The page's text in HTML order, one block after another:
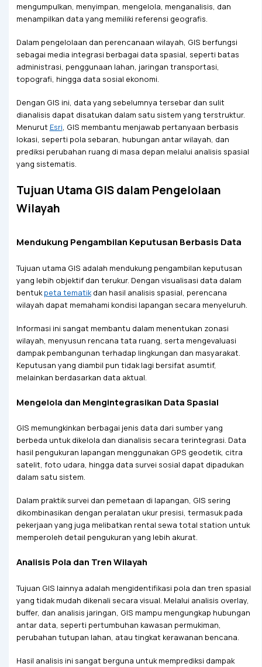
mengumpulkan, menyimpan, mengelola, menganalisis, dan
menampilkan data yang memiliki referensi geografis.
Dalam pengelolaan dan perencanaan wilayah, GIS berfungsi
sebagai media integrasi berbagai data spasial, seperti batas
administrasi, penggunaan lahan, jaringan transportasi,
topografi, hingga data sosial ekonomi.
Dengan GIS ini, data yang sebelumnya tersebar dan sulit
dianalisis dapat disatukan dalam satu sistem yang terstruktur.
Menurut Esri, GIS membantu menjawab pertanyaan berbasis
lokasi, seperti pola sebaran, hubungan antar wilayah, dan
prediksi perubahan ruang di masa depan melalui analisis spasial
yang sistematis.
Tujuan Utama GIS dalam Pengelolaan
Wilayah
Mendukung Pengambilan Keputusan Berbasis Data
Tujuan utama GIS adalah mendukung pengambilan keputusan
yang lebih objektif dan terukur. Dengan visualisasi data dalam
bentuk peta tematikdan hasil analisis spasial, perencana
wilayah dapat memahami kondisi lapangan secara menyeluruh.
Informasi ini sangat membantu dalam menentukan zonasi
wilayah, menyusun rencana tata ruang, serta mengevaluasi
dampak pembangunan terhadap lingkungan dan masyarakat.
Keputusan yang diambil pun tidak lagi bersifat asumtif,
melainkan berdasarkan data aktual.
Mengelola dan Mengintegrasikan Data Spasial
GIS memungkinkan berbagai jenis data dari sumber yang
berbeda untuk dikelola dan dianalisis secara terintegrasi. Data
hasil pengukuran lapangan menggunakan GPS geodetik, citra
satelit, foto udara, hingga data survei sosial dapat dipadukan
dalam satu sistem.
Dalam praktik survei dan pemetaan di lapangan, GIS sering
dikombinasikan dengan peralatan ukur presisi, termasuk pada
pekerjaan yang juga melibatkan rental sewa total station untuk
memperoleh detail pengukuran yang lebih akurat.
Analisis Pola dan Tren Wilayah
Tujuan GIS lainnya adalah mengidentifikasi pola dan tren spasial
yang tidak mudah dikenali secara visual. Melalui analisis overlay,
buffer, dan analisis jaringan, GIS mampu mengungkap hubungan
antar data, seperti pertumbuhan kawasan permukiman,
perubahan tutupan lahan, atau tingkat kerawanan bencana.
Hasil analisis ini sangat berguna untuk memprediksi dampak